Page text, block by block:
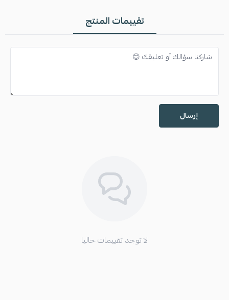
تقييمات المنتج
إرسال
لا توجد تقييمات حاليا